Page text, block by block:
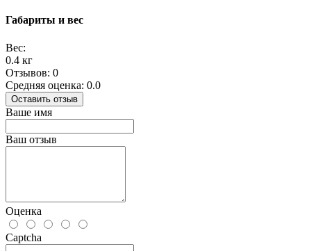
Габариты и вес
Вес:
0.4 кг
Отзывов: 0
Средняя оценка: 0.0
Оставить отзыв
Ваше имя
Ваш отзыв
Оценка
Captcha